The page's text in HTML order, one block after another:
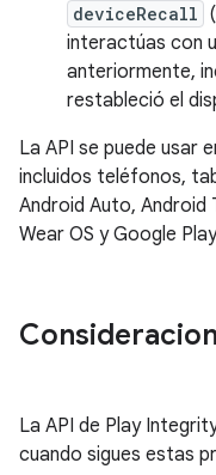
deviceRecall
interactúas con
anteriormente,
restableció el
La API se puede usar
incluidos teléfonos,
Android Auto, Android
Wear OS y Google
La API de Play
cuando sigues estas